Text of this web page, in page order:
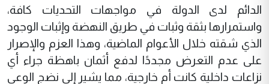
الدائم لدى الدولة في مواجهات التحديات كافة،
واستمرارها بثقة وثبات في طريق النهضة وإثبات الوجود
الذي شقته خلال الأعوام الماضية، وهذا العزم والإصرار
على عدم التعرض مجددًا لدفع أثمان باهظة جراء أي
نزاعات داخلية كانت أم خارجية، مما يشير إلى نضج الوعي